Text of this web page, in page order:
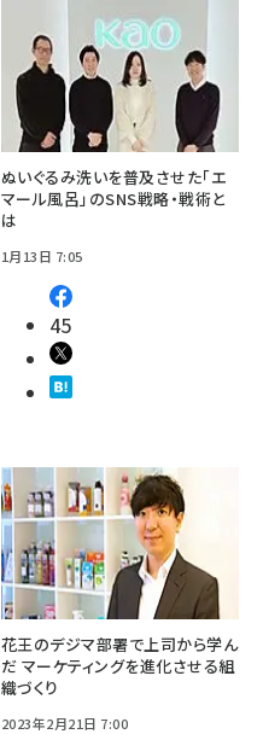
ぬいぐるみ洗いを普及させた「エ
マール風呂」のSNS戦略・戦術と
は
1月13日 7:05
45
花王のデジマ部署で上司から学ん
だ マーケティングを進化させる組
織づくり
2023年2月21日 7:00